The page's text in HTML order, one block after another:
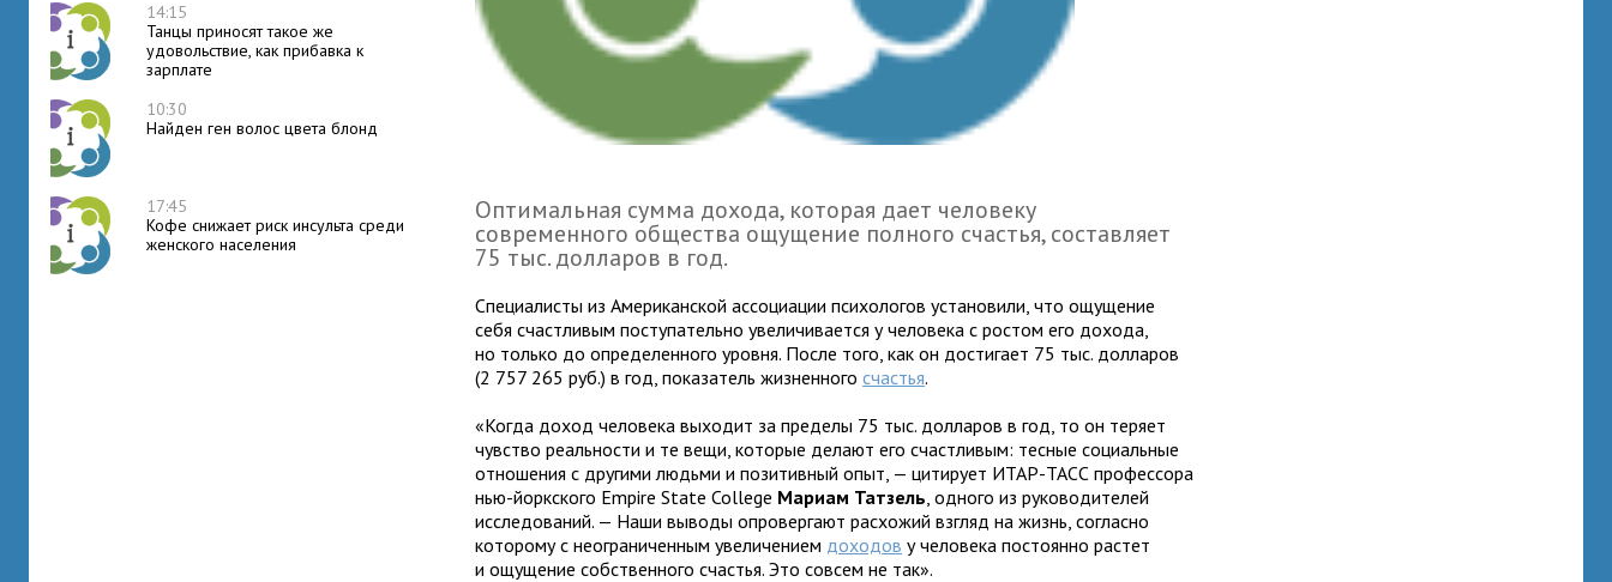
14:15
Танцы приносят такое же
удовольствие, как прибавка к
зарплате
10:30
Найден ген волос цвета блонд
17:45
Кофе снижает риск инсульта среди
женского населения
Оптимальная сумма дохода, которая дает человеку
современного общества ощущение полного счастья, составляет
75 тыс. долларов в год.
Специалисты из Американской ассоциации психологов установили, что ощущение
себя счастливым поступательно увеличивается у человека с ростом его дохода,
но только до определенного уровня. После того, как он достигает 75 тыс. долларов
(2 757 265 руб.) в год, показатель жизненногосчастья.
«Когда доход человека выходит за пределы 75 тыс. долларов в год, то он теряет
чувство реальности и те вещи, которые делают его счастливым: тесные социальные
отношения с другими людьми и позитивный опыт, — цитирует ИТАР-ТАСС профессора
нью-йоркского Empire State College Мариам Татзель, одного из руководителей
исследований. — Наши выводы опровергают расхожий взгляд на жизнь, согласно
которому с неограниченным увеличением доходов у человека постоянно растет
и ощущение собственного счастья. Это совсем не так».